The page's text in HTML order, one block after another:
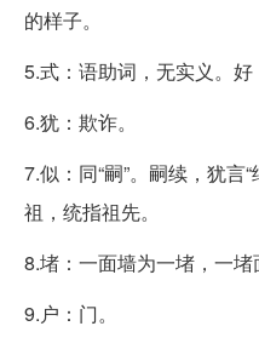
的样子。
5.式：语助词，无实义。好
6.犹：欺诈。
7.似：同“嗣”。嗣续，犹言
祖，统指祖先。
8.堵：一面墙为一堵，一堵
9.户：门。